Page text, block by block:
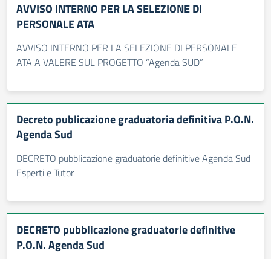
AVVISO INTERNO PER LA SELEZIONE DI
PERSONALE ATA
AVVISO INTERNO PER LA SELEZIONE DI PERSONALE
ATA A VALERE SUL PROGETTO “Agenda SUD”
Decreto publicazione graduatoria definitiva P.O.N.
Agenda Sud
DECRETO pubblicazione graduatorie definitive Agenda Sud
Esperti e Tutor
DECRETO pubblicazione graduatorie definitive
P.O.N. Agenda Sud